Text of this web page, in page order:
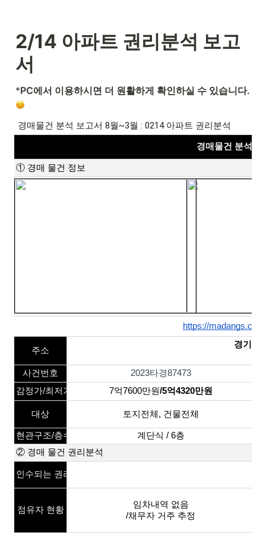
2/14 아파트 권리분석 보고
서
*PC에서 이용하시면 더 원활하게 확인하실 수 있습니다.